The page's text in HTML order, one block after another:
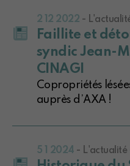
2 12 2022 -
Faillite et
syndic Jean-
CINAGI
Copropriétés
auprès d’AXA !
5 1 2024 - L'actualité